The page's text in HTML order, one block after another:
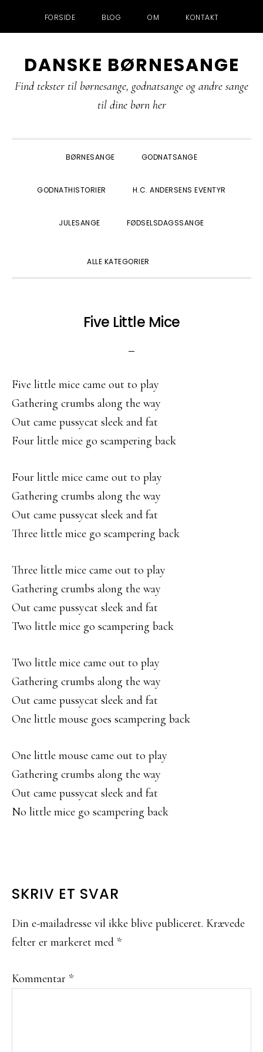
FORSIDE BLOG OM KONTAKT
direkte
til
indhold
direkte
til
direkte
til
DANSKE BØRNESANGE
Find tekster til børnesange, godnatsange og andre sange
til dine børn her
BØRNESANGE GODNATSANGE
GODNATHISTORIER H.C. ANDERSENS EVENTYR
JULESANGE FØDSELSDAGSSANGE
ALLE KATEGORIER
Five Little Mice
Five little mice came out to play
Gathering crumbs along the way
Out came pussycat sleek and fat
Four little mice go scampering back
Four little mice came out to play
Gathering crumbs along the way
Out came pussycat sleek and fat
Three little mice go scampering back
Three little mice came out to play
Gathering crumbs along the way
Out came pussycat sleek and fat
Two little mice go scampering back
Two little mice came out to play
Gathering crumbs along the way
Out came pussycat sleek and fat
One little mouse goes scampering back
One little mouse came out to play
Gathering crumbs along the way
Out came pussycat sleek and fat
No little mice go scampering back
LÆSERINTERAKTIONER
SKRIV ET SVAR
Din e-mailadresse vil ikke blive publiceret. Krævede
felter er markeret med *
Kommentar *